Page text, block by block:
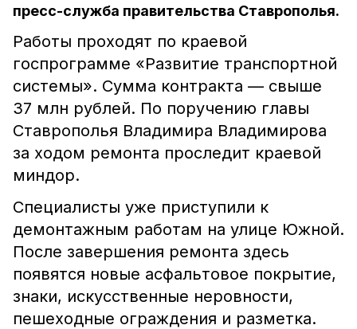
пресс-служба правительства Ставрополья.
Работы проходят по краевой
госпрограмме «Развитие транспортной
системы». Сумма контракта — свыше
37 млн рублей. По поручению главы
Ставрополья Владимира Владимирова
за ходом ремонта проследит краевой
миндор.
Специалисты уже приступили к
демонтажным работам на улице Южной.
После завершения ремонта здесь
появятся новые асфальтовое покрытие,
знаки, искусственные неровности,
пешеходные ограждения и разметка.